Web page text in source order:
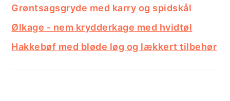
Grøntsagsgryde med karry og spidskål
Ølkage - nem krydderkage med hvidtøl
Hakkebøf med bløde løg og lækkert tilbehør